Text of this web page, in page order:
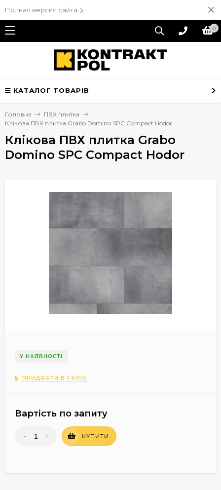
Полная версия сайта
0
КАТАЛОГ ТОВАРІВ
Головна
ПВХ плитка
Клікова ПВХ плитка Grabo Domino SPC Compact Hodor
Клікова ПВХ плитка Grabo
Domino SPC Compact Hodor
У НАЯВНОСТІ
ПРИДБАТИ В 1 КЛІК
Вартість по запиту
- + КУПИТИ